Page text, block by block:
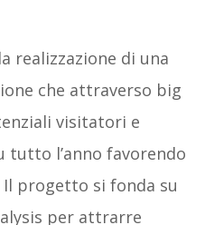
realizzazione di una
che attraverso big
visitatori e
l’anno favorendo
Il progetto si fonda su
per attrarre